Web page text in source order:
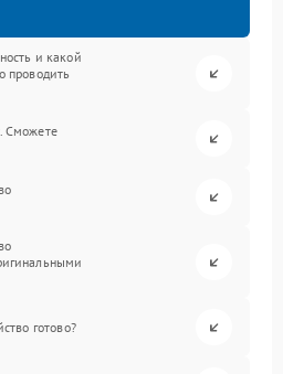
и какой
проводить
Сможете
готово?